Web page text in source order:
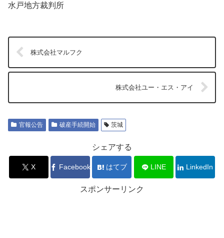
水戸地方裁判所
株式会社マルフク
株式会社ユー・エス・アイ
官報公告 破産手続開始 茨城
シェアする
X Facebook はてブ LINE LinkedIn
スポンサーリンク